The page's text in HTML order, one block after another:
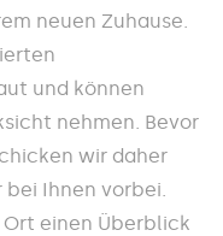
neuen Zuhause.
und können
nehmen. Bevor
wir daher
Ihnen vorbei.
einen Überblick